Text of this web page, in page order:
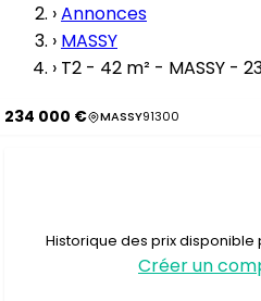
›Annonces
› MASSY
› T2 - 42 m² - MASSY -
234 000 € MASSY91300
Historique des prix
Créer un